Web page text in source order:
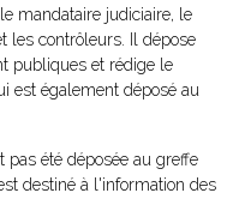
mandataire judiciaire, le
les contrôleurs. Il dépose
publiques et rédige le
est également déposé au
pas été déposée au greffe
destiné à l'information des